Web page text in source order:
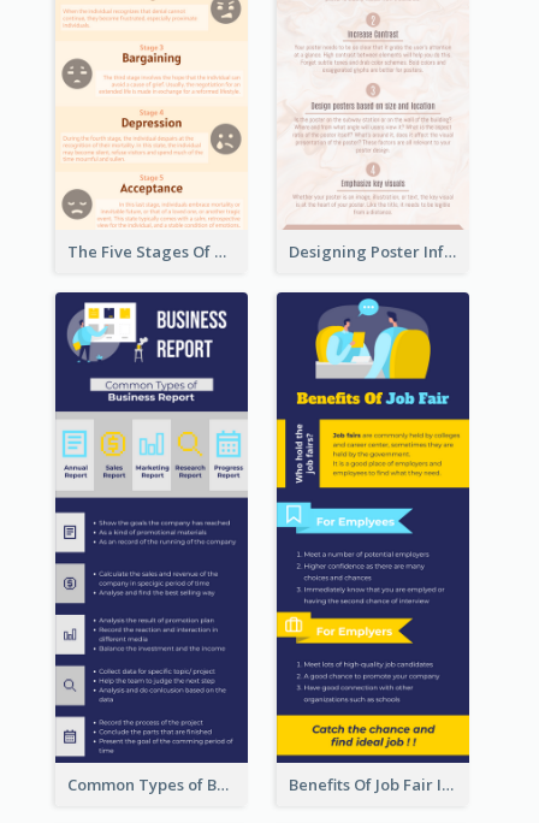
The Five Stages Of The Grief Model Infographic Designing Poster Infographic
Common Types of Business Report Infographic Benefits Of Job Fair Infographic